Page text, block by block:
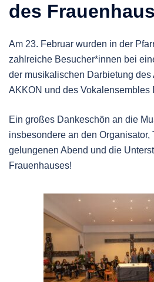
des
Am 23. Februar wurden in der
zahlreiche Besucher*innen bei
der musikalischen Darbietung
AKKON und des Vokalensembles
Ein großes Dankeschön an die
insbesondere an den Organisator,
gelungenen Abend und die
Frauenhauses!